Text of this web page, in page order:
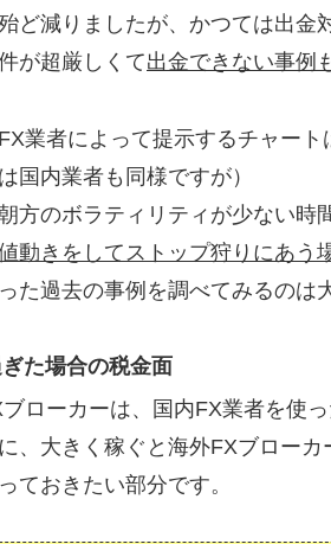
ど減りましたが、かつては出金
が超厳しくて出金できない事例
業者によって提示するチャート
国内業者も同様ですが）
方のボラティリティが少ない時
動きをしてストップ狩りにあう
た過去の事例を調べてみるのは
た場合の税金面
ローカーは、国内FX業者を使
、大きく稼ぐと海外FXブローカ
ておきたい部分です。